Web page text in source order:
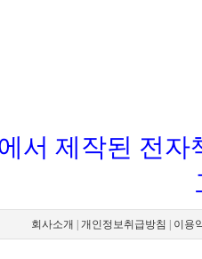
서 제작된 전자
회사소개 개인정보취급방침 이용